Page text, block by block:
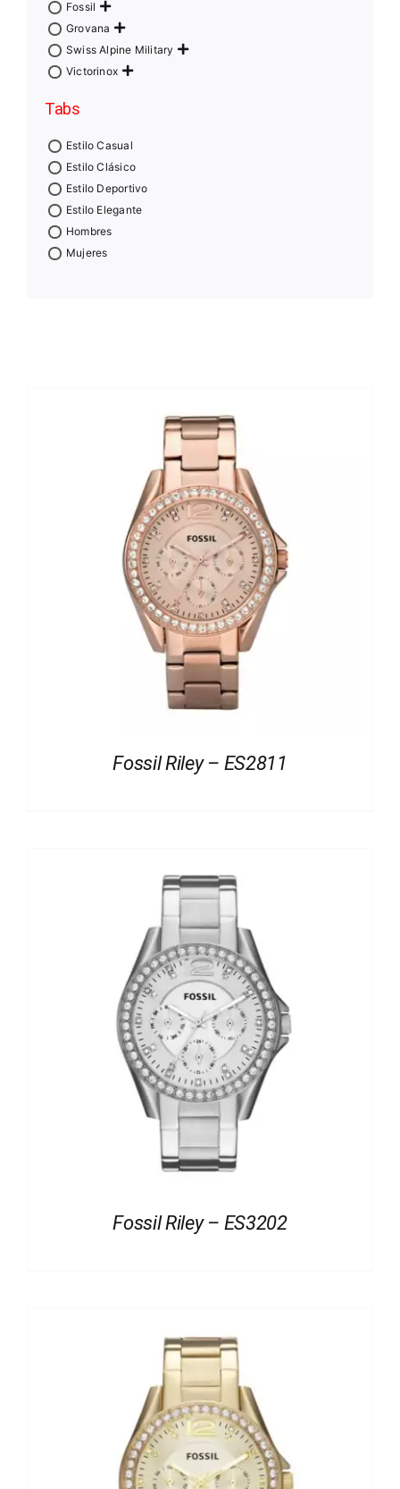
Fossil Riley – ES2811
Fossil Riley – ES3202
Fossil
Grovana
Swiss Alpine Military
Victorinox
Tabs
Estilo Casual
Estilo Clásico
Estilo Deportivo
Estilo Elegante
Hombres
Mujeres